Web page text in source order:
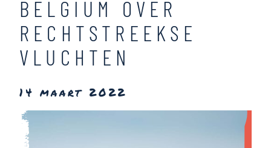
BELGIUM OVER
RECHTSTREEKSE
VLUCHTEN
14 maart 2022